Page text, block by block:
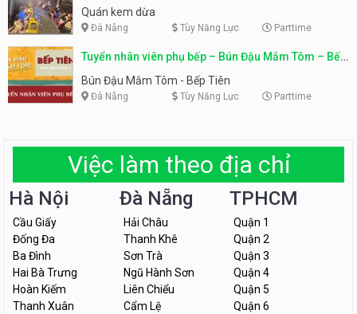
Quán kem dừa
Đà Nẵng Tùy Năng Lực Parttime
Tuyển nhân viên phụ bếp – Bún Đậu Mắm Tôm – Bếp
Tiên
Bún Đậu Mắm Tôm - Bếp Tiên
Đà Nẵng Tùy Năng Lực Parttime
Việc làm theo địa chỉ
Hà Nội
Cầu Giấy
Đống Đa
Ba Đình
Hai Bà Trưng
Hoàn Kiếm
Thanh Xuân
Đà Nẵng
Hải Châu
Thanh Khê
Sơn Trà
Ngũ Hành Sơn
Liên Chiểu
Cẩm Lệ
TPHCM
Quận 1
Quận 2
Quận 3
Quận 4
Quận 5
Quận 6